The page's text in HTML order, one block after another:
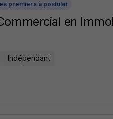
premiers à postuler
en
Indépendant